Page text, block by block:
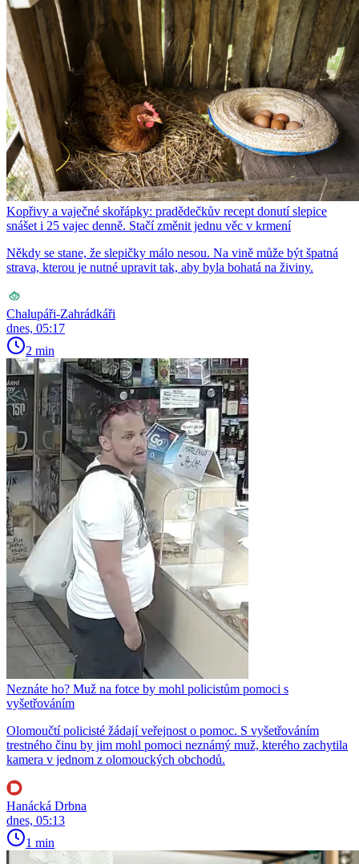
Kopřivy a vaječné skořápky: pradědečkův recept donutí slepice
snášet i 25 vajec denně. Stačí změnit jednu věc v krmení
Někdy se stane, že slepičky málo nesou. Na vině může být špatná
strava, kterou je nutné upravit tak, aby byla bohatá na živiny.
Chalupáři-Zahrádkáři
dnes, 05:17
2 min
Neznáte ho? Muž na fotce by mohl policistům pomoci s
vyšetřováním
Olomoučtí policisté žádají veřejnost o pomoc. S vyšetřováním
trestného činu by jim mohl pomoci neznámý muž, kterého zachytila
kamera v jednom z olomouckých obchodů.
Hanácká Drbna
dnes, 05:13
1 min